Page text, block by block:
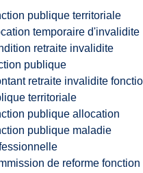
publique territoriale
temporaire d'invalidite
retraite invalidite
publique
retraite invalidite
territoriale
publique allocation
publique maladie
de reforme fonction